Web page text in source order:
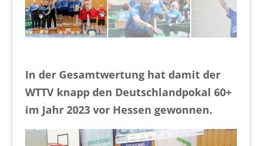
In der Gesamtwertung hat damit der
WTTV knapp den Deutschlandpokal 60+
im Jahr 2023 vor Hessen gewonnen.